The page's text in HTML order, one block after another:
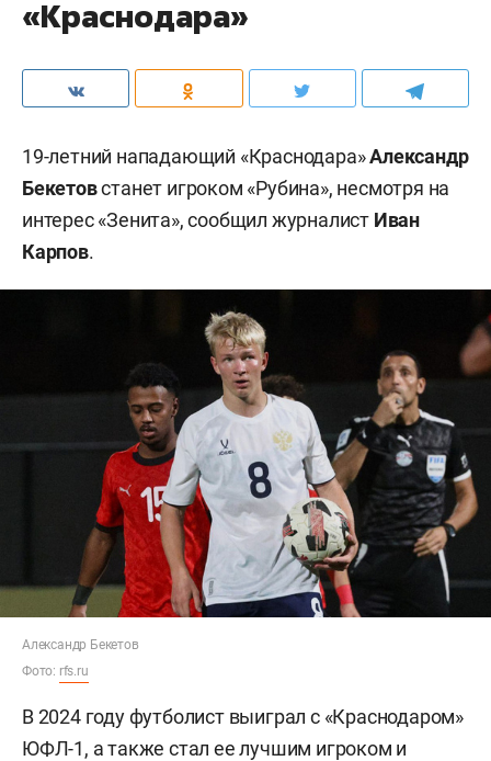
«Краснодара»
19-летний нападающий «Краснодара»Александр
Бекетовстанет игроком «Рубина», несмотря на
интерес «Зенита», сообщил журналист Иван
Карпов.
Александр Бекетов
Фото: rfs.ru
В 2024 году футболист выиграл с «Краснодаром»
ЮФЛ-1, а также стал ее лучшим игроком и